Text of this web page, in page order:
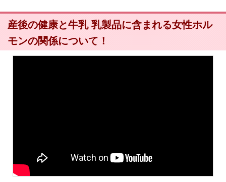
産後の健康と牛乳 乳製品に含まれる女性ホル
モンの関係について！